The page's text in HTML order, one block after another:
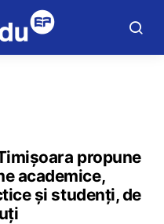
propune
academice,
şi studenţi, de